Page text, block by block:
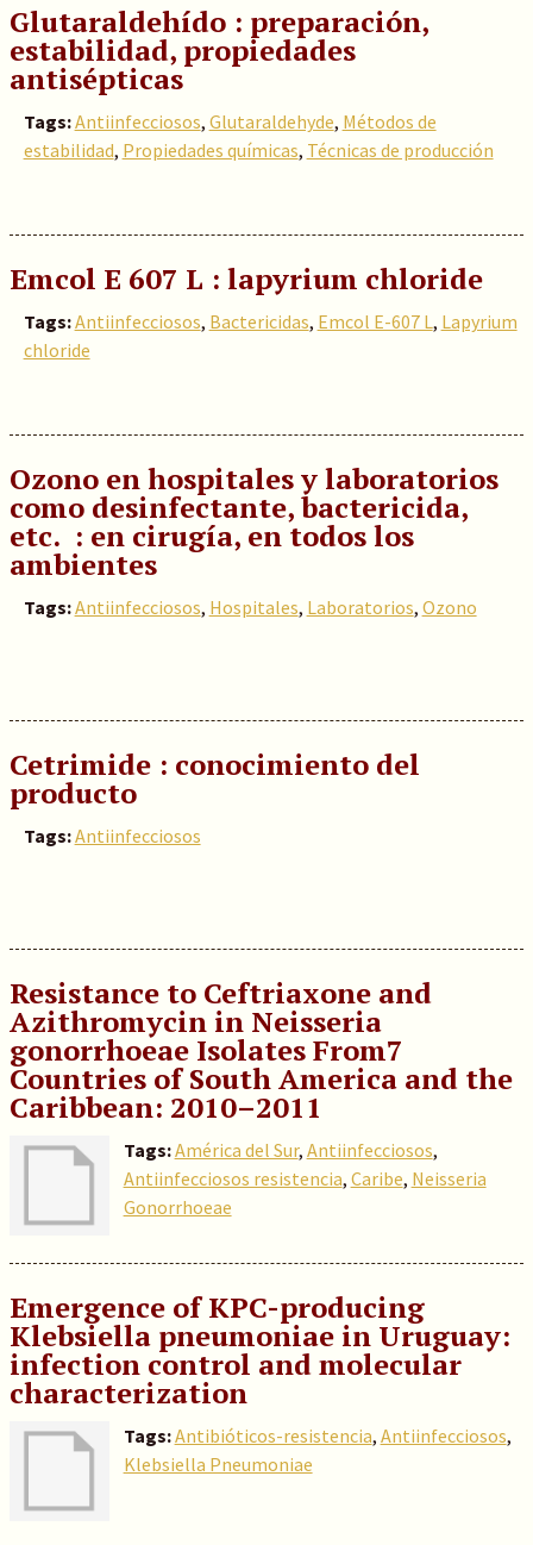
Glutaraldehído : preparación,
estabilidad, propiedades
antisépticas
Tags:Antiinfecciosos, Glutaraldehyde, Métodos de
estabilidad, Propiedades químicas, Técnicas de producción
Emcol E 607 L : lapyrium chloride
Tags:Antiinfecciosos, Bactericidas, Emcol E-607 L, Lapyrium
chloride
Ozono en hospitales y laboratorios
como desinfectante, bactericida,
etc. : en cirugía, en todos los
ambientes
Tags:Antiinfecciosos, Hospitales, Laboratorios, Ozono
Cetrimide : conocimiento del
producto
Tags:Antiinfecciosos
Resistance to Ceftriaxone and
Azithromycin in Neisseria
gonorrhoeae Isolates From7
Countries of South America and the
Caribbean: 2010–2011
Tags:América del Sur, Antiinfecciosos,
Antiinfecciosos resistencia, Caribe, Neisseria
Gonorrhoeae
Emergence of KPC-producing
Klebsiella pneumoniae in Uruguay:
infection control and molecular
characterization
Tags:Antibióticos-resistencia, Antiinfecciosos,
Klebsiella Pneumoniae